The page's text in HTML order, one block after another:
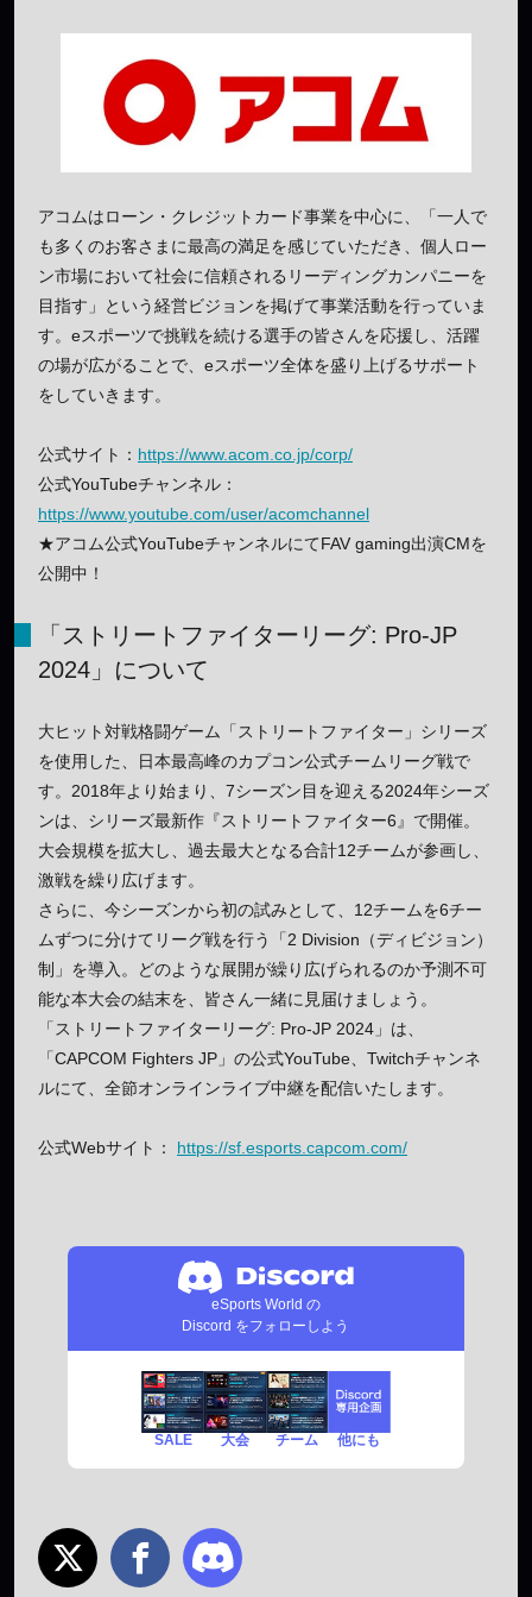
アコムはローン・クレジットカード事業を中心に、「一人で
も多くのお客さまに最高の満足を感じていただき、個人ロー
ン市場において社会に信頼されるリーディングカンパニーを
目指す」という経営ビジョンを掲げて事業活動を行っていま
す。eスポーツで挑戦を続ける選手の皆さんを応援し、活躍
の場が広がることで、eスポーツ全体を盛り上げるサポート
をしていきます。
公式サイト： https://www.acom.co.jp/corp/
公式YouTubeチャンネル：
https://www.youtube.com/user/acomchannel
★アコム公式YouTubeチャンネルにてFAV gaming出演CMを
公開中！
「ストリートファイターリーグ: Pro-JP
2024」について
大ヒット対戦格闘ゲーム「ストリートファイター」シリーズ
を使用した、日本最高峰のカプコン公式チームリーグ戦で
す。2018年より始まり、7シーズン目を迎える2024年シーズ
ンは、シリーズ最新作『ストリートファイター6』で開催。
大会規模を拡大し、過去最大となる合計12チームが参画し、
激戦を繰り広げます。
さらに、今シーズンから初の試みとして、12チームを6チー
ムずつに分けてリーグ戦を行う「2 Division（ディビジョン）
制」を導入。どのような展開が繰り広げられるのか予測不可
能な本大会の結末を、皆さん一緒に見届けましょう。
「ストリートファイターリーグ: Pro-JP 2024」は、
「CAPCOM Fighters JP」の公式YouTube、Twitchチャンネ
ルにて、全節オンラインライブ中継を配信いたします。
公式Webサイト： https://sf.esports.capcom.com/
eSports World の
Discord をフォローしよう
SALE 大会 チーム 他にも